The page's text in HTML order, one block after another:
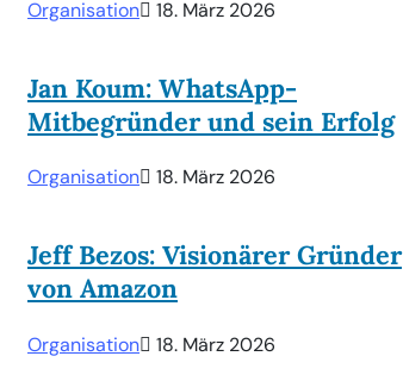
Organisation 18. März 2026
Jan Koum: WhatsApp-
Mitbegründer und sein Erfolg
Organisation 18. März 2026
Jeff Bezos: Visionärer Gründer
von Amazon
Organisation 18. März 2026